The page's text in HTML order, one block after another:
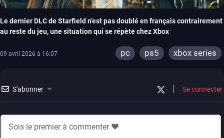
Le dernier DLC de Starfield n’est pas doublé en français contrairement
au reste du jeu, une situation qui se répète chez Xbox
09 avril 2026 à 16:07 pc ps5 xbox series
S'abonner Se connecter